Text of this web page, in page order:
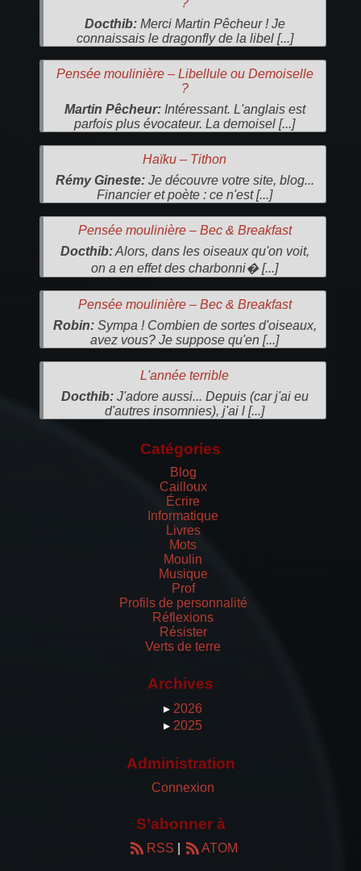
?
Docthib:Merci Martin Pêcheur ! Je
connaissais le dragonfly de la libel [...]
Pensée moulinière – Libellule ou Demoiselle
?
Martin Pêcheur:Intéressant. L'anglais est
parfois plus évocateur. La demoisel [...]
Haïku – Tithon
Rémy Gineste:Je découvre votre site, blog...
Financier et poète : ce n'est [...]
Pensée moulinière – Bec & Breakfast
Docthib:Alors, dans les oiseaux qu'on voit,
on a en effet des charbonni� [...]
Pensée moulinière – Bec & Breakfast
Robin:Sympa ! Combien de sortes d'oiseaux,
avez vous? Je suppose qu'en [...]
L'année terrible
Docthib:J'adore aussi... Depuis (car j'ai eu
d'autres insomnies), j'ai l [...]
Catégories
Blog
Cailloux
Écrire
Informatique
Livres
Mots
Moulin
Musique
Prof
Profils de personnalité
Réflexions
Résister
Verts de terre
Archives
▸ 2026
▸ 2025
Administration
Connexion
S’abonner à
RSS ATOM